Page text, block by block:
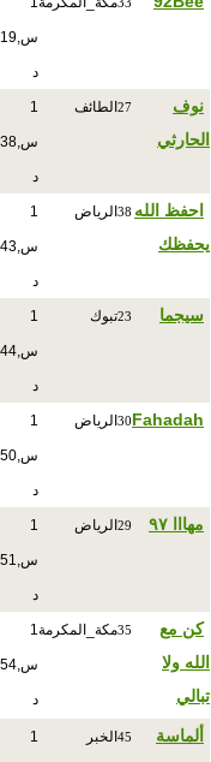
س,19
د
نوف
الحارثي
27 الطائف 1
س,38
د
احفظ الله
يحفظك
38 الرياض 1
س,43
د
سيجما 23تبوك 1
س,44
د
Fahadah
30 الرياض 1
س,50
د
مهااا ٩٧ 29 الرياض 1
س,51
د
كن مع
الله ولا
تبالي
35مكة_المكرمة1
س,54
د
ألماسة 45 الخبر 1